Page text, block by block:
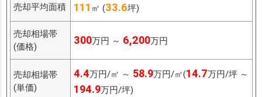
売却平均面積 111 ㎡ (33.6坪)
売却相場帯
(価格)
300万円 ～ 6,200万円
売却相場帯
(単価)
4.4万円/㎡ ～ 58.9万円/㎡(14.7万円/坪 ～
194.9万円/坪)